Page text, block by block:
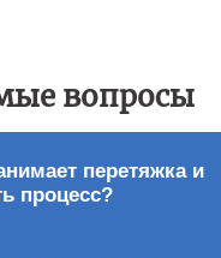
вопросы
перетяжка и
процесс?